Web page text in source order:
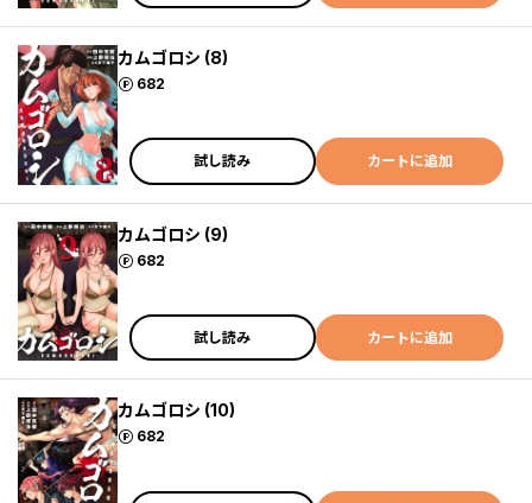
カムゴロシ (8)
682
ポイント
試し読み カートに追加
カムゴロシ (9)
682
ポイント
試し読み カートに追加
カムゴロシ (10)
682
ポイント